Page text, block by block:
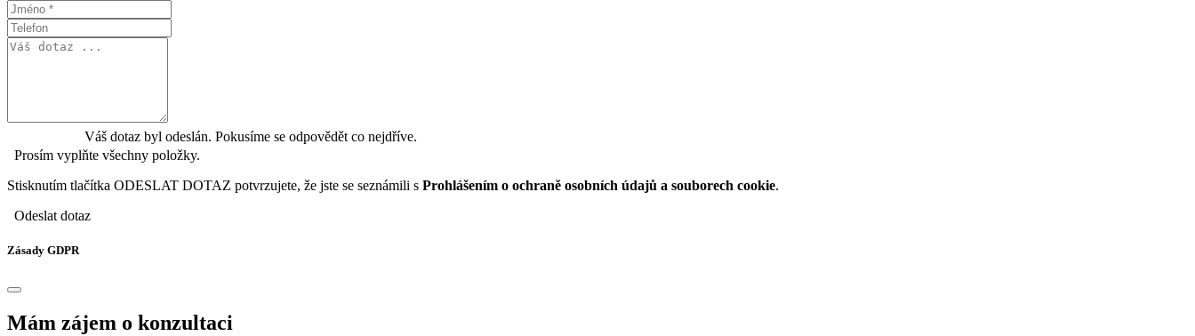
Váš dotaz byl odeslán. Pokusíme se odpovědět co nejdříve.
Prosím vyplňte všechny položky.
Stisknutím tlačítka ODESLAT DOTAZ potvrzujete, že jste se seznámili s Prohlášením o ochraně osobních údajů a souborech cookie.
Odeslat dotaz
Zásady GDPR
Mám zájem o konzultaci